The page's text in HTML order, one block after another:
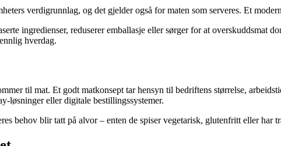
verdigrunnlag, og det gjelder også for maten som serveres. Et
ingredienser, reduserer emballasje eller sørger for at overskuddsmat
hverdag.
til mat. Et godt matkonsept tar hensyn til bedriftens størrelse,
løsninger eller digitale bestillingssystemer.
behov blir tatt på alvor – enten de spiser vegetarisk, glutenfritt eller har